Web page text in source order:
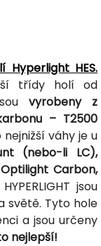
Hyperlight HES.
třídy holí od
vyrobeny z
– T2500
váhy je u
(nebo-li LC),
Carbon,
jsou
světě. Tyto hole
a jsou určeny
nejlepší!